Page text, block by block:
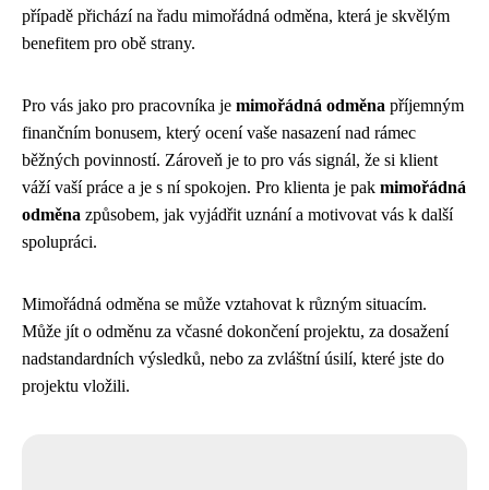
případě přichází na řadu mimořádná odměna, která je skvělým
benefitem pro obě strany.
Pro vás jako pro pracovníka je mimořádná odměna příjemným
finančním bonusem, který ocení vaše nasazení nad rámec
běžných povinností. Zároveň je to pro vás signál, že si klient
váží vaší práce a je s ní spokojen. Pro klienta je pak mimořádná
odměna způsobem, jak vyjádřit uznání a motivovat vás k další
spolupráci.
Mimořádná odměna se může vztahovat k různým situacím.
Může jít o odměnu za včasné dokončení projektu, za dosažení
nadstandardních výsledků, nebo za zvláštní úsilí, které jste do
projektu vložili.